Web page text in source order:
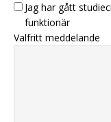
Jag har gått
funktionär
Valfritt meddelande